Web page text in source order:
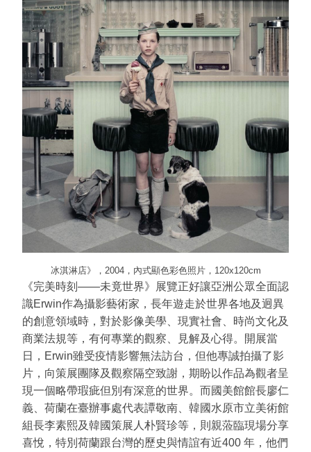
冰淇淋店》，2004，內式顯色彩色照片，120x120cm
《完美時刻——未竟世界》展覽正好讓亞洲公眾全面認
識Erwin作為攝影藝術家，長年遊走於世界各地及迥異
的創意領域時，對於影像美學、現實社會、時尚文化及
商業法規等，有何專業的觀察、見解及心得。開展當
日，Erwin雖受疫情影響無法訪台，但他專誠拍攝了影
片，向策展團隊及觀察隔空致謝，期盼以作品為觀者呈
現一個略帶瑕疵但別有深意的世界。而國美館館長廖仁
義、荷蘭在臺辦事處代表譚敬南、韓國水原市立美術館
組長李素熙及韓國策展人朴賢珍等，則親蒞臨現場分享
喜悅，特別荷蘭跟台灣的歷史與情誼有近400 年，他們